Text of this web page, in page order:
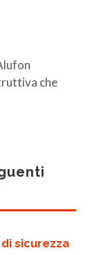
che
sicurezza